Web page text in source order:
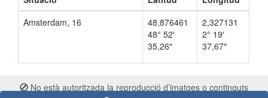
Amsterdam, 16
48,876461
48° 52′
35,26″
2,327131
2° 19′
37,67″
No està autoritzada la reproducció d’imatges o continguts